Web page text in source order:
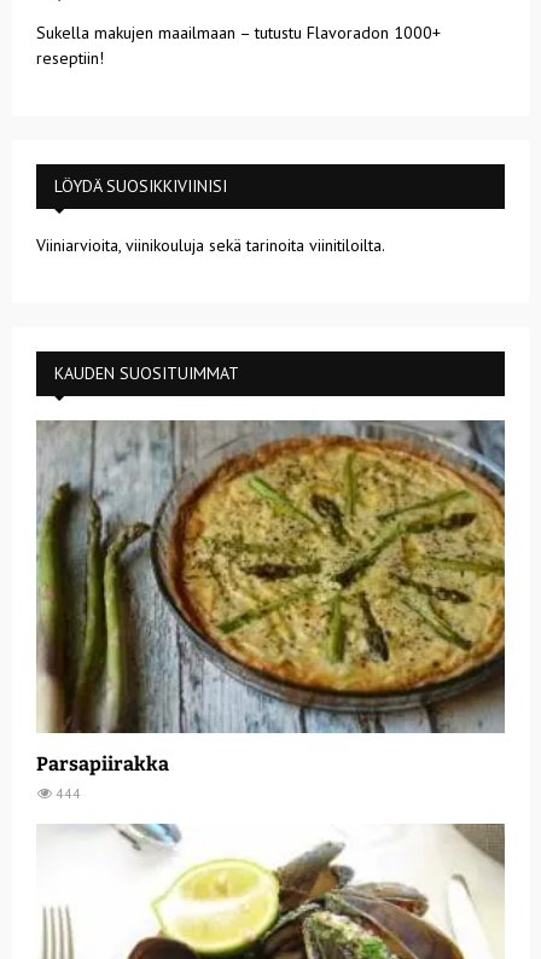
Sukella makujen maailmaan – tutustu Flavoradon 1000+
reseptiin!
LÖYDÄ SUOSIKKIVIINISI
Viiniarvioita, viinikouluja sekä tarinoita viinitiloilta.
KAUDEN SUOSITUIMMAT
Parsapiirakka
444